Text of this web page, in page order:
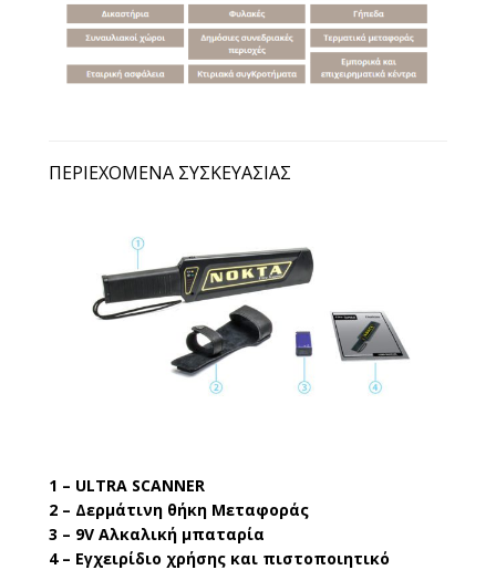
ΠΕΡΙΕΧΌΜΕΝΑ ΣΥΣΚΕΥΑΣΊΑΣ
1 – ULTRA SCANNER
2 – Δερμάτινη θήκη Μεταφοράς
3 – 9V Αλκαλική μπαταρία
4 – Εγχειρίδιο χρήσης και πιστοποιητικό